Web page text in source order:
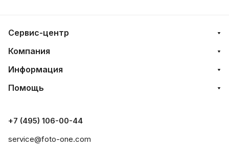
Сервис-центр
Компания
Информация
Помощь
+7 (495) 106-00-44
service@foto-one.com